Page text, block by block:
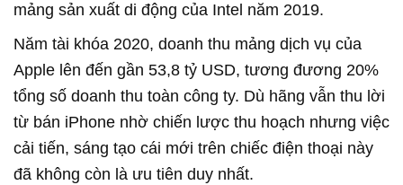
mảng sản xuất di động của Intel năm 2019.
Năm tài khóa 2020, doanh thu mảng dịch vụ của
Apple lên đến gần 53,8 tỷ USD, tương đương 20%
tổng số doanh thu toàn công ty. Dù hãng vẫn thu lời
từ bán iPhone nhờ chiến lược thu hoạch nhưng việc
cải tiến, sáng tạo cái mới trên chiếc điện thoại này
đã không còn là ưu tiên duy nhất.